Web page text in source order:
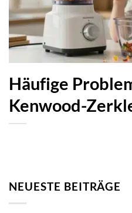
Häufige
Kenwood-
NEUESTE BEITRÄGE